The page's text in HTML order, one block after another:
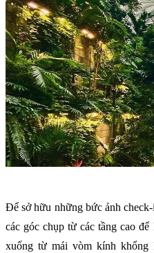
Để sở hữu những bức ảnh
các góc chụp từ các tầng cao
xuống từ mái vòm kính